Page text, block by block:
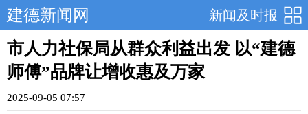
新闻及时报
建德新闻网
市人力社保局从群众利益出发 以“建德
师傅”品牌让增收惠及万家
2025-09-05 07:57